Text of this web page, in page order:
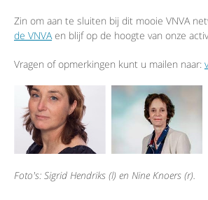
Zin om aan te sluiten bij dit mooie VNVA
de VNVAen blijf op de hoogte van onze
Vragen of opmerkingen kunt u mailen naar:
Foto's: Sigrid Hendriks (l) en Nine Knoers (r).